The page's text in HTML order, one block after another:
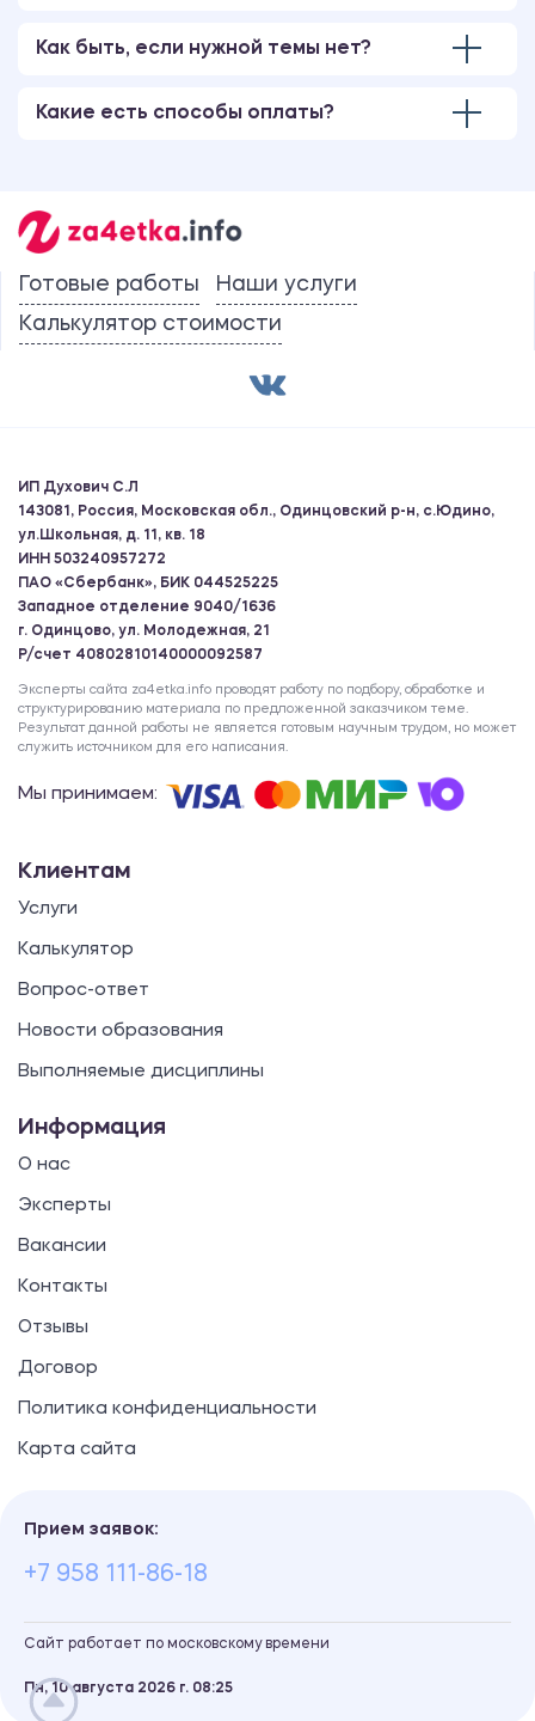
Как быть, если нужной темы нет?
Какие есть способы оплаты?
Готовые работы
Наши услуги
Калькулятор стоимости
ИП Духович С.Л
143081, Россия, Московская обл., Одинцовский р-н, с.Юдино,
ул.Школьная, д. 11, кв. 18
ИНН 503240957272
ПАО «Сбербанк», БИК 044525225
Западное отделение 9040/1636
г. Одинцово, ул. Молодежная, 21
Р/счет 40802810140000092587
Эксперты сайта za4etka.info проводят работу по подбору, обработке и
структурированию материала по предложенной заказчиком теме.
Результат данной работы не является готовым научным трудом, но может
служить источником для его написания.
Мы принимаем:
Клиентам
Услуги
Калькулятор
Вопрос-ответ
Новости образования
Выполняемые дисциплины
Информация
О нас
Эксперты
Вакансии
Контакты
Отзывы
Договор
Политика конфиденциальности
Карта сайта
Прием заявок:
+7 958 111-86-18
Сайт работает по московскому времени
Пн, 10 августа 2026 г. 08 25